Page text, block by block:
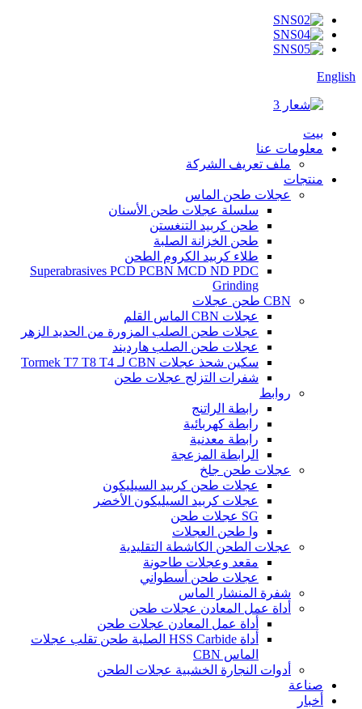
English
بيت
معلومات عنا
ملف تعريف الشركة
منتجات
عجلات طحن الماس
سلسلة عجلات طحن الأسنان
طحن كربيد التنغستن
طحن الخزانة الصلبة
طلاء كربيد الكروم الطحن
Superabrasives PCD PCBN MCD ND PDC
Grinding
CBN طحن عجلات
عجلات CBN الماس القلم
عجلات طحن الصلب المزورة من الحديد الزهر
عجلات طحن الصلب هارديند
سكين شحذ عجلات CBN لـ Tormek T7 T8 T4
شفرات التزلج عجلات طحن
روابط
رابطة الراتنج
رابطة كهربائية
رابطة معدنية
الرابطة المزعجة
عجلات طحن جلخ
عجلات طحن كربيد السيليكون
عجلات كربيد السيليكون الأخضر
SG عجلات طحن
وا طحن العجلات
عجلات الطحن الكاشطة التقليدية
مقعد وعجلات طاحونة
عجلات طحن أسطواني
شفرة المنشار الماس
أداة عمل المعادن عجلات طحن
أداة عمل المعادن عجلات طحن
أداة HSS Carbide الصلبة طحن تقلب عجلات
الماس CBN
أدوات النجارة الخشبية عجلات الطحن
صناعة
أخبار